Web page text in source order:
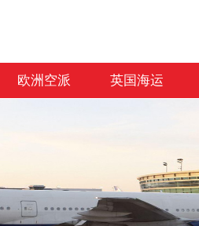
欧洲空派 英国海运